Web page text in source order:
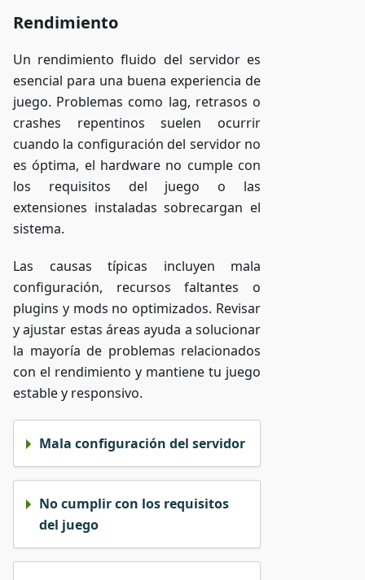
Rendimiento
Un rendimiento fluido del servidor es
esencial para una buena experiencia de
juego. Problemas como lag, retrasos o
crashes repentinos suelen ocurrir
cuando la configuración del servidor no
es óptima, el hardware no cumple con
los requisitos del juego o las
extensiones instaladas sobrecargan el
sistema.
Las causas típicas incluyen mala
configuración, recursos faltantes o
plugins y mods no optimizados. Revisar
y ajustar estas áreas ayuda a solucionar
la mayoría de problemas relacionados
con el rendimiento y mantiene tu juego
estable y responsivo.
Mala configuración del servidor
No cumplir con los requisitos
del juego